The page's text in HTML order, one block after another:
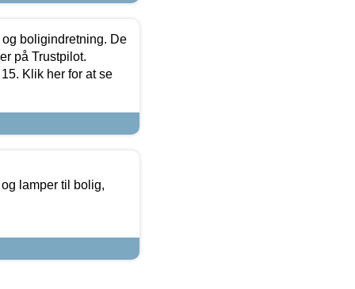
boligindretning. De
på Trustpilot.
Klik her for at se
lamper til bolig,